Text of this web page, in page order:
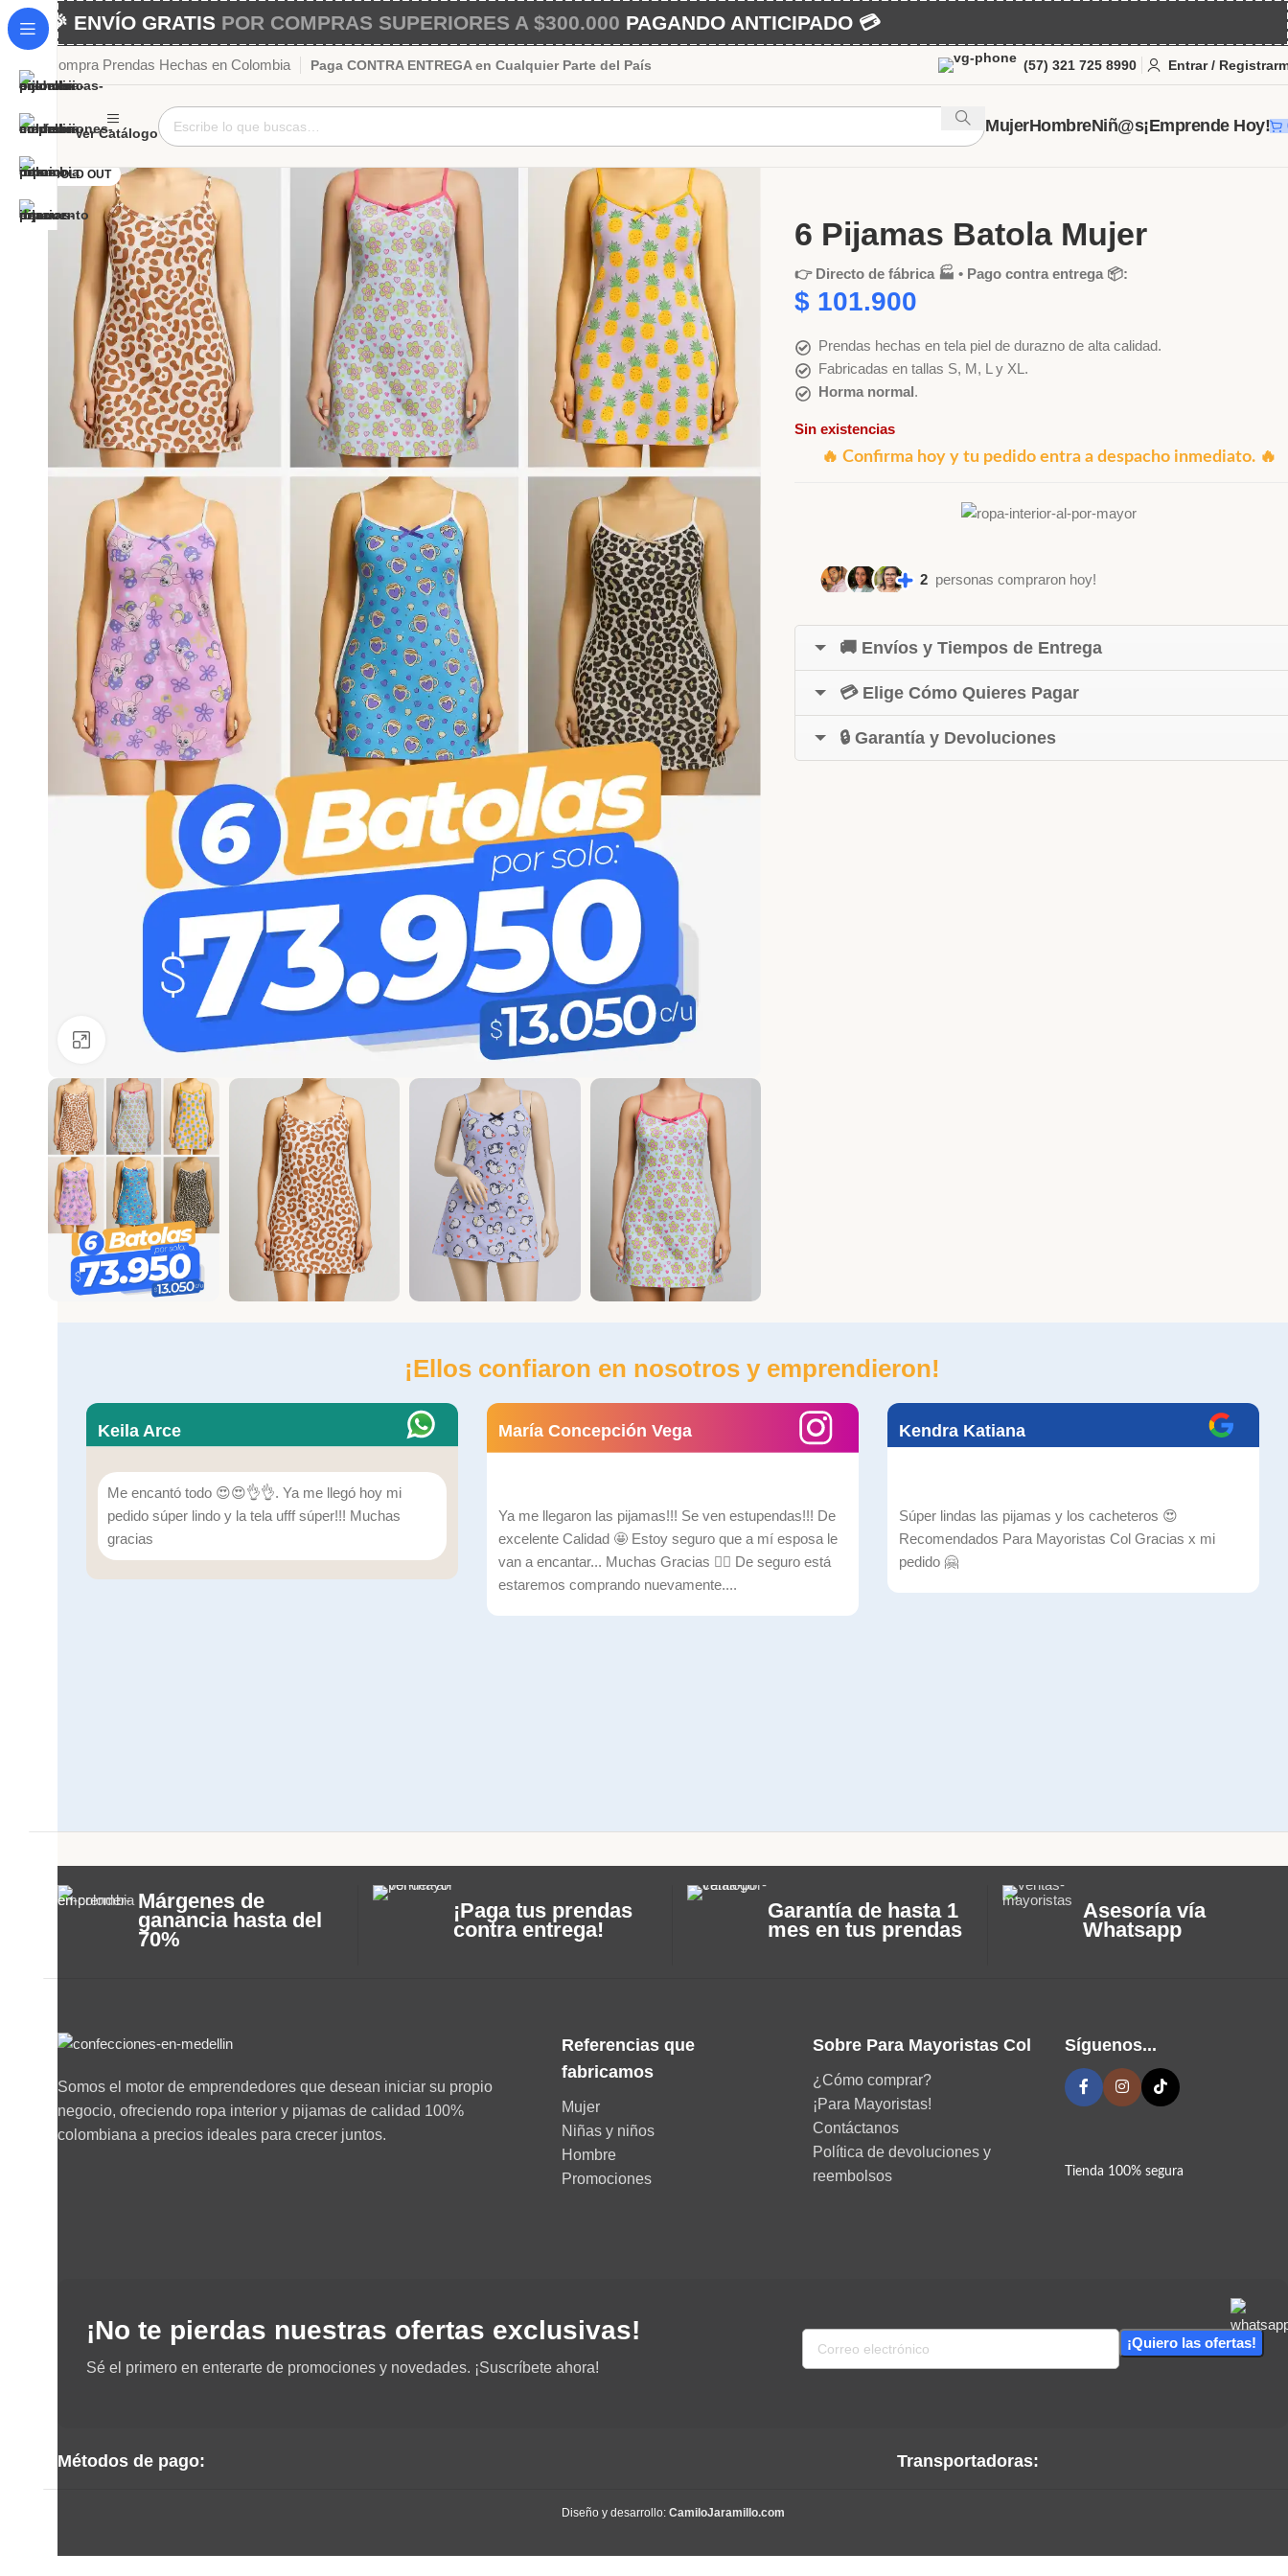
🎉 ENVÍO GRATIS POR COMPRAS SUPERIORES A $300.000 PAGANDO ANTICIPADO 💳
Compra Prendas Hechas en Colombia Paga CONTRA ENTREGA en Cualquier Parte del País (57) 321 725 8990 Entrar /
Ver Catálogo MujerHombreNiñ@s¡Emprende Hoy!
SOLD OUT
Ver más grande
6 Pijamas Batola Mujer
👉 Directo de fábrica 🏭 • Pago contra entrega 📦:
$ 101.900
Prendas hechas en tela piel de durazno de alta calidad.
Fabricadas en tallas S, M, L y XL.
Horma normal.
Sin existencias
🔥 Confirma hoy y tu pedido entra a despacho inmediato. 🔥
2 personas compraron hoy!
🚚 Envíos y Tiempos de Entrega
💳 Elige Cómo Quieres Pagar
🔒 Garantía y Devoluciones
¡Ellos confiaron en nosotros y emprendieron!
Keila Arce
Me encantó todo 😍😍👌👌. Ya me llegó hoy mi
pedido súper lindo y la tela ufff súper!!! Muchas
gracias
María Concepción Vega
Ya me llegaron las pijamas!!! Se ven estupendas!!! De
excelente Calidad 🤩 Estoy seguro que a mí esposa le
van a encantar... Muchas Gracias ✌🏼 De seguro está
estaremos comprando nuevamente....
Kendra Katiana
Súper lindas las pijamas y los cacheteros 😍
Recomendados Para Mayoristas Col Gracias x mi
pedido 🤗
Márgenes de
ganancia hasta del
70%
¡Paga tus prendas
contra entrega!
Garantía de hasta 1
mes en tus prendas
Asesoría vía
Whatsapp
Somos el motor de emprendedores que desean iniciar su propio
negocio, ofreciendo ropa interior y pijamas de calidad 100%
colombiana a precios ideales para crecer juntos.
Referencias que
fabricamos
Mujer
Niñas y niños
Hombre
Promociones
Sobre Para Mayoristas Col
¿Cómo comprar?
¡Para Mayoristas!
Contáctanos
Política de devoluciones y
reembolsos
Síguenos...
Tienda 100% segura
¡No te pierdas nuestras ofertas exclusivas!
Sé el primero en enterarte de promociones y novedades. ¡Suscríbete ahora!
Métodos de pago: Transportadoras:
Diseño y desarrollo: CamiloJaramillo.com